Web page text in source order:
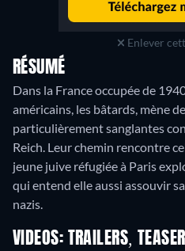
Enlever
RÉSUMÉ
Dans la France occupée de
américains, les bâtards, mène
particulièrement sanglantes
Reich. Leur chemin rencontre
jeune juive réfugiée à Paris
qui entend elle aussi assouvir
nazis.
VIDEOS: TRAILERS,